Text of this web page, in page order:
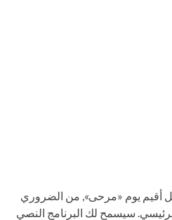
أقيم يوم «مرحى», من الضروري
الرئيسي. سيسمح لك البرنامج النصي